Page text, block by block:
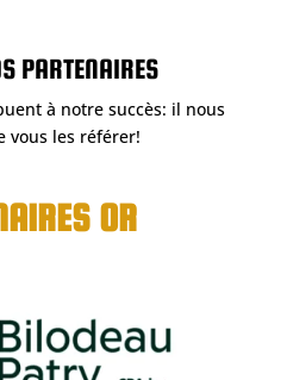
PARTENAIRES
à notre succès: il nous
vous les référer!
OR